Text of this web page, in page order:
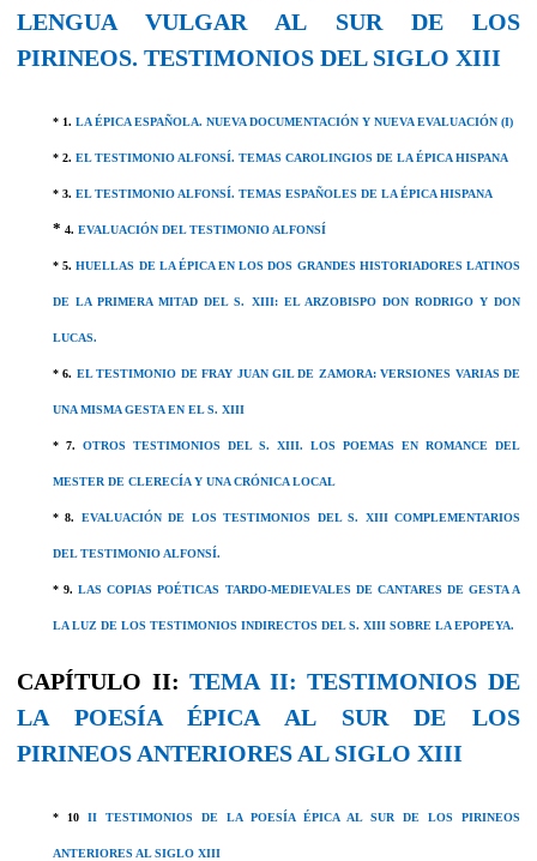
LENGUA VULGAR AL SUR DE LOS
PIRINEOS. TESTIMONIOS DEL SIGLO XIII
* 1. LA ÉPICA ESPAÑOLA. NUEVA DOCUMENTACIÓN Y NUEVA EVALUACIÓN (I)
* 2. EL TESTIMONIO ALFONSÍ. TEMAS CAROLINGIOS DE LA ÉPICA HISPANA
* 3. EL TESTIMONIO ALFONSÍ. TEMAS ESPAÑOLES DE LA ÉPICA HISPANA
* 4. EVALUACIÓN DEL TESTIMONIO ALFONSÍ
* 5.HUELLAS DE LA ÉPICA EN LOS DOS GRANDES HISTORIADORES LATINOS
DE LA PRIMERA MITAD DEL S. XIII: EL ARZOBISPO DON RODRIGO Y DON
LUCAS.
* 6. EL TESTIMONIO DE FRAY JUAN GIL DE ZAMORA: VERSIONES VARIAS DE
UNA MISMA GESTA EN EL S. XIII
* 7. OTROS TESTIMONIOS DEL S. XIII. LOS POEMAS EN ROMANCE DEL
MESTER DE CLERECÍA Y UNA CRÓNICA LOCAL
* 8. EVALUACIÓN DE LOS TESTIMONIOS DEL S. XIII COMPLEMENTARIOS
DEL TESTIMONIO ALFONSÍ.
* 9.LAS COPIAS POÉTICAS TARDO-MEDIEVALES DE CANTARES DE GESTA A
LA LUZ DE LOS TESTIMONIOS INDIRECTOS DEL S. XIII SOBRE LA EPOPEYA.
CAPÍTULO II:TEMA II: TESTIMONIOS DE
LA POESÍA ÉPICA AL SUR DE LOS
PIRINEOS ANTERIORES AL SIGLO XIII
* 10 II TESTIMONIOS DE LA POESÍA ÉPICA AL SUR DE LOS PIRINEOS
ANTERIORES AL SIGLO XIII